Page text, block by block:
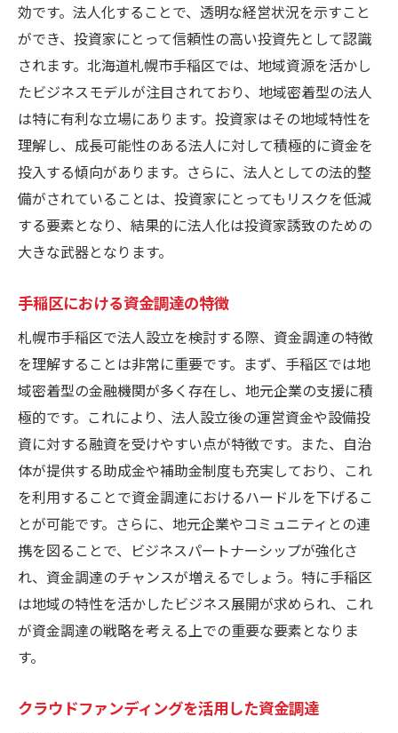
効です。法人化することで、透明な経営状況を示すこと
ができ、投資家にとって信頼性の高い投資先として認識
されます。北海道札幌市手稲区では、地域資源を活かし
たビジネスモデルが注目されており、地域密着型の法人
は特に有利な立場にあります。投資家はその地域特性を
理解し、成長可能性のある法人に対して積極的に資金を
投入する傾向があります。さらに、法人としての法的整
備がされていることは、投資家にとってもリスクを低減
する要素となり、結果的に法人化は投資家誘致のための
大きな武器となります。
手稲区における資金調達の特徴
札幌市手稲区で法人設立を検討する際、資金調達の特徴
を理解することは非常に重要です。まず、手稲区では地
域密着型の金融機関が多く存在し、地元企業の支援に積
極的です。これにより、法人設立後の運営資金や設備投
資に対する融資を受けやすい点が特徴です。また、自治
体が提供する助成金や補助金制度も充実しており、これ
を利用することで資金調達におけるハードルを下げるこ
とが可能です。さらに、地元企業やコミュニティとの連
携を図ることで、ビジネスパートナーシップが強化さ
れ、資金調達のチャンスが増えるでしょう。特に手稲区
は地域の特性を活かしたビジネス展開が求められ、これ
が資金調達の戦略を考える上での重要な要素となりま
す。
クラウドファンディングを活用した資金調達